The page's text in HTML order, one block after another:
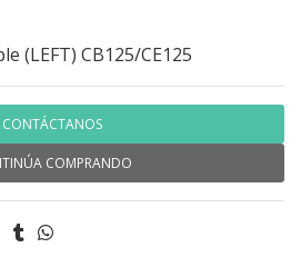
(LEFT) CB125/CE125
CONTÁCTANOS
COMPRANDO